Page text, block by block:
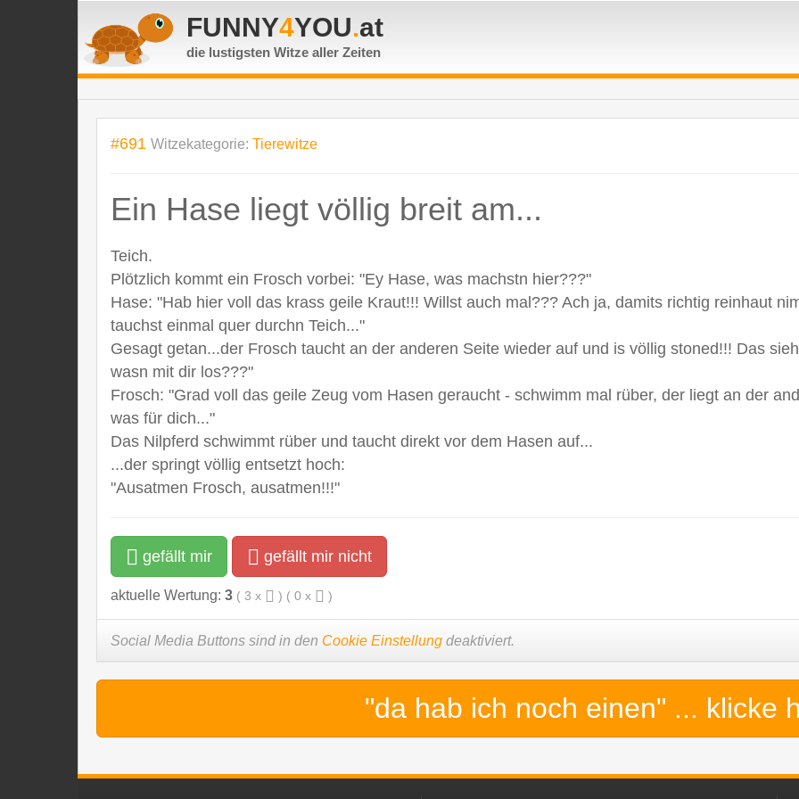
FUNNY4YOU.at
die lustigsten Witze aller Zeiten
#691 Witzekategorie: Tierewitze
Ein Hase liegt völlig breit am...
Teich.
Plötzlich kommt ein Frosch vorbei: "Ey Hase, was machstn hier???"
Hase: "Hab hier voll das krass geile Kraut!!! Willst auch mal??? Ach ja, damits richtig reinhaut
tauchst einmal quer durchn Teich..."
Gesagt getan...der Frosch taucht an der anderen Seite wieder auf und is völlig stoned!!! Das
wasn mit dir los???"
Frosch: "Grad voll das geile Zeug vom Hasen geraucht - schwimm mal rüber, der liegt an der
was für dich..."
Das Nilpferd schwimmt rüber und taucht direkt vor dem Hasen auf...
...der springt völlig entsetzt hoch:
"Ausatmen Frosch, ausatmen!!!"
gefällt mir gefällt mir nicht
aktuelle Wertung: 3 ( 3 x ) ( 0 x )
Social Media Buttons sind in den Cookie Einstellung deaktiviert.
"da hab ich noch einen" ... klicke